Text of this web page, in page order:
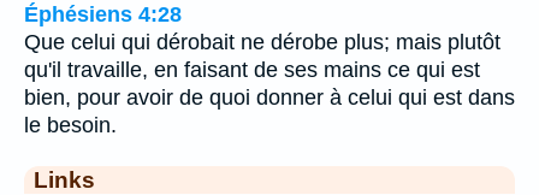
Éphésiens 4:28
Que celui qui dérobait ne dérobe plus; mais plutôt
qu'il travaille, en faisant de ses mains ce qui est
bien, pour avoir de quoi donner à celui qui est dans
le besoin.
Links